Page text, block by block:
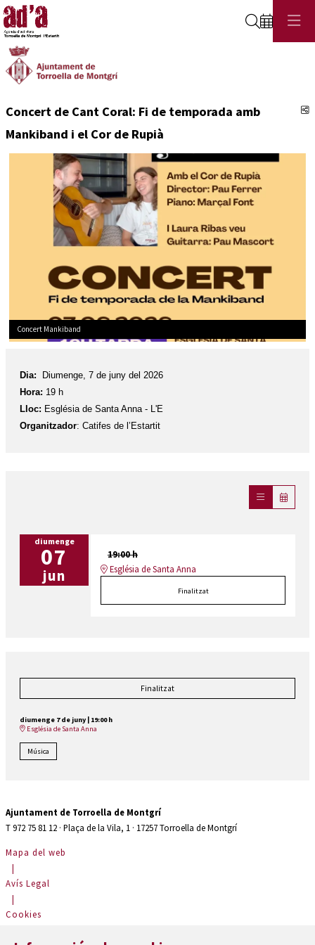
Cerca
Concert de Cant Coral: Fi de temporada amb
Mankiband i el Cor de Rupià
Concert Mankiband
Dia: Diumenge, 7 de juny del 2026
Hora: 19 h
Lloc: Església de Santa Anna - L'E
Organitzador: Catifes de l’Estartit
diumenge
07
jun
19:00 h
Església de Santa Anna
Finalitzat
Finalitzat
diumenge 7 de juny
19:00 h
Església de Santa Anna
Música
Ajuntament de Torroella de Montgrí
T 972 75 81 12 · Plaça de la Vila, 1 · 17257 Torroella de Montgrí
Mapa del web
|
Avís Legal
|
Cookies